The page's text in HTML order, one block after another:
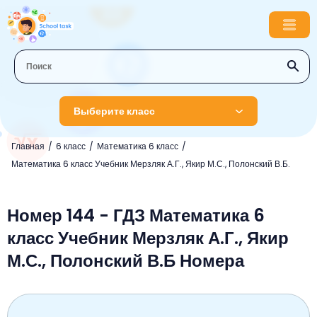
Выберите класс
Главная 6 класс
Математика 6 класс
Математика 6 класс Учебник Мерзляк А.Г., Якир М.С., Полонский В.Б.
1 класс
Русский язык
Литературное чтение
Окружающий мир
Математика
Математика
Английский язык
Информатика
Литературное чтение
3 класс
Музыка
Окружающий мир
4 класс
Номер 144 - ГДЗ Математика 6
класс Учебник Мерзляк А.Г., Якир
М.С., Полонский В.Б Номера